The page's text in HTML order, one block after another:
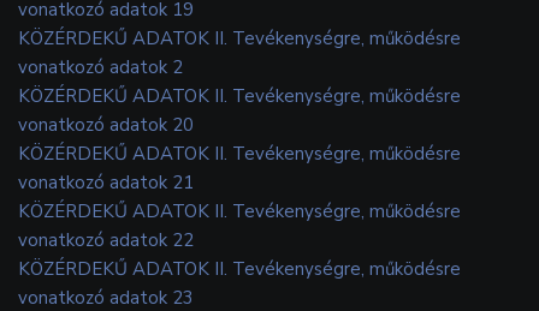
vonatkozó adatok 19
KÖZÉRDEKŰ ADATOK II. Tevékenységre, működésre
vonatkozó adatok 2
KÖZÉRDEKŰ ADATOK II. Tevékenységre, működésre
vonatkozó adatok 20
KÖZÉRDEKŰ ADATOK II. Tevékenységre, működésre
vonatkozó adatok 21
KÖZÉRDEKŰ ADATOK II. Tevékenységre, működésre
vonatkozó adatok 22
KÖZÉRDEKŰ ADATOK II. Tevékenységre, működésre
vonatkozó adatok 23